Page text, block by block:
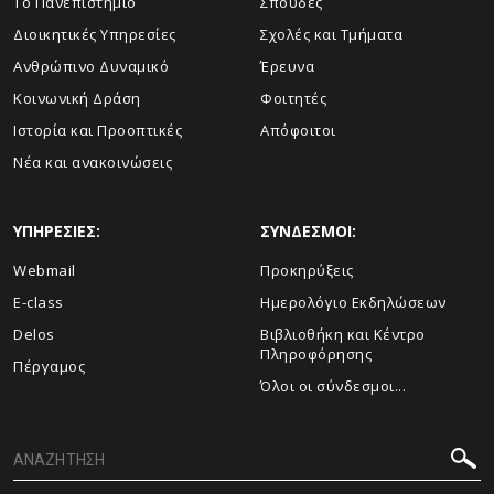
Διοικητικές Υπηρεσίες
Ανθρώπινο Δυναμικό
Κοινωνική Δράση
Ιστορία και Προοπτικές
Νέα και ανακοινώσεις
Σχολές και Τμήματα
Έρευνα
Φοιτητές
Απόφοιτοι
ΥΠΗΡΕΣΙΕΣ:
Webmail
E-class
Delos
Πέργαμος
ΣΥΝΔΕΣΜΟΙ:
Προκηρύξεις
Ημερολόγιο Εκδηλώσεων
Βιβλιοθήκη και Κέντρο
Πληροφόρησης
Όλοι οι σύνδεσμοι...